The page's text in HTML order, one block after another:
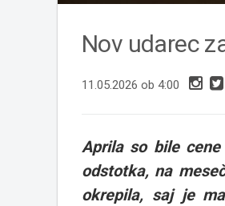
Nov udarec
11.05.2026 ob 4:00
Aprila so bile
odstotka, na
okrepila, saj je